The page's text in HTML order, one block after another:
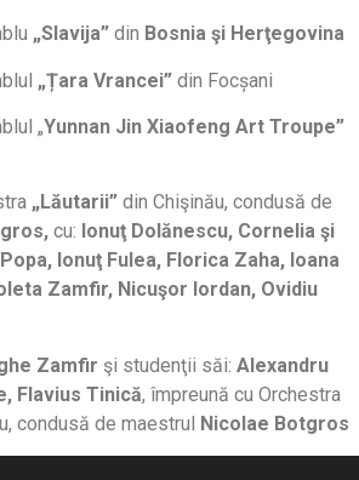
„Slavija” din Bosnia şi Herţegovina
„Țara Vrancei” din Focșani
„Yunnan Jin Xiaofeng Art Troupe”
„Lăutarii” din Chişinău, condusă de
cu: Ionuţ Dolănescu, Cornelia şi
Ionuţ Fulea, Florica Zaha, Ioana
Zamfir, Nicuşor Iordan, Ovidiu
Zamfir şi studenţii săi: Alexandru
Flavius Tinică, împreună cu Orchestra
condusă de maestrul Nicolae Botgros